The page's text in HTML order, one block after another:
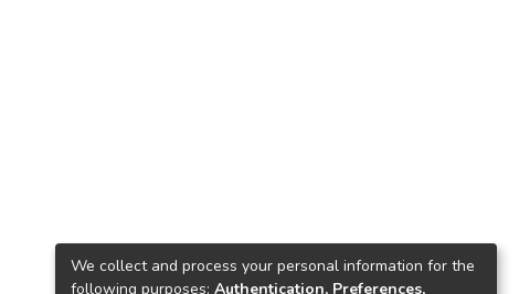
We collect and process your personal information for the
following purposes: Authentication, Preferences,